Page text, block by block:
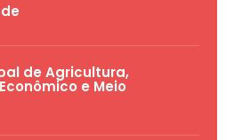
de Agricultura,
e Meio